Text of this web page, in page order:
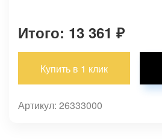
Итого: 13 361 ₽
Купить в 1 клик
Артикул: 26333000